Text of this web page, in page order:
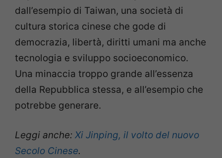
dall’esempio di Taiwan, una società di
cultura storica cinese che gode di
democrazia, libertà, diritti umani ma anche
tecnologia e sviluppo socioeconomico.
Una minaccia troppo grande all’essenza
della Repubblica stessa, e all’esempio che
potrebbe generare.
Leggi anche: Xi Jinping, il volto del nuovo
Secolo Cinese.